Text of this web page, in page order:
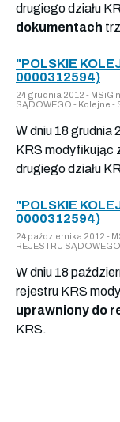
drugiego działu
dokumentach
"POLSKIE
0000312594)
24 grudnia 2012 - MSiG
SĄDOWEGO - Kolejne -
W dniu 18 grudnia
KRS modyfikując
drugiego działu
"POLSKIE
0000312594)
24 października 2012 -
REJESTRU
W dniu 18
rejestru KRS
uprawniony do
KRS.